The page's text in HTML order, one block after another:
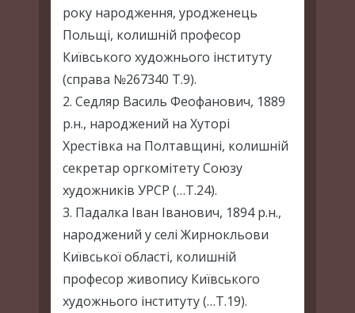
року народження, уродженець
Польщі, колишній професор
Київського художнього інституту
(справа №267340 Т.9).
2. Седляр Василь Феофанович, 1889
р.н., народжений на Хуторі
Хрестівка на Полтавщині, колишній
секретар оргкомітету Союзу
художників УРСР (…Т.24).
3. Падалка Іван Іванович, 1894 р.н.,
народжений у селі Жирнокльови
Київської області, колишній
професор живопису Київського
художнього інституту (…Т.19).